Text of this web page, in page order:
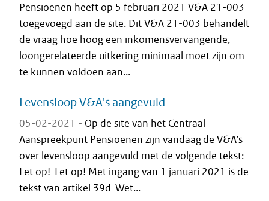
Pensioenen heeft op 5 februari 2021 V&A 21-003
toegevoegd aan de site. Dit V&A 21-003 behandelt
de vraag hoe hoog een inkomensvervangende,
loongerelateerde uitkering minimaal moet zijn om
te kunnen voldoen aan...
Levensloop V&A's aangevuld
05-02-2021 - Op de site van het Centraal
Aanspreekpunt Pensioenen zijn vandaag de V&A’s
over levensloop aangevuld met de volgende tekst:
Let op! Let op! Met ingang van 1 januari 2021 is de
tekst van artikel 39d Wet...